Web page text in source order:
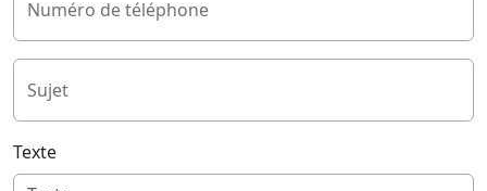
Numéro de téléphone
Sujet
Texte